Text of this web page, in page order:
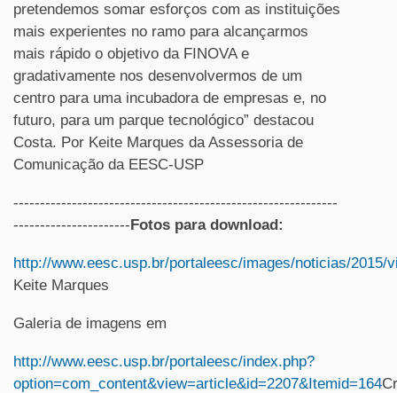
pretendemos somar esforços com as instituições
mais experientes no ramo para alcançarmos
mais rápido o objetivo da FINOVA e
gradativamente nos desenvolvermos de um
centro para uma incubadora de empresas e, no
futuro, para um parque tecnológico” destacou
Costa. Por Keite Marques da Assessoria de
Comunicação da EESC-USP
-------------------------------------------------------------
----------------------Fotos para download:
http://www.eesc.usp.br/portaleesc/images/noticias/
Keite Marques
Galeria de imagens em
http://www.eesc.usp.br/portaleesc/index.php?
option=com_content&view=article&id=2207&Itemid=164